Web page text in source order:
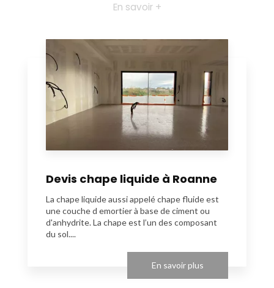
En savoir +
Devis chape liquide à Roanne
La chape liquide aussi appelé chape fluide est
une couche d emortier à base de ciment ou
d'anhydrite. La chape est l’un des composant
du sol....
En savoir plus